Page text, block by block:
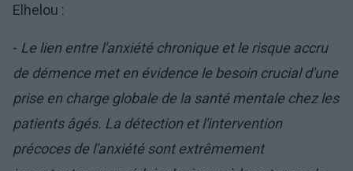
Elhelou :
- Le lien entre l'anxiété chronique et le risque accru
de démence met en évidence le besoin crucial d'une
prise en charge globale de la santé mentale chez les
patients âgés. La détection et l'intervention
précoces de l'anxiété sont extrêmement